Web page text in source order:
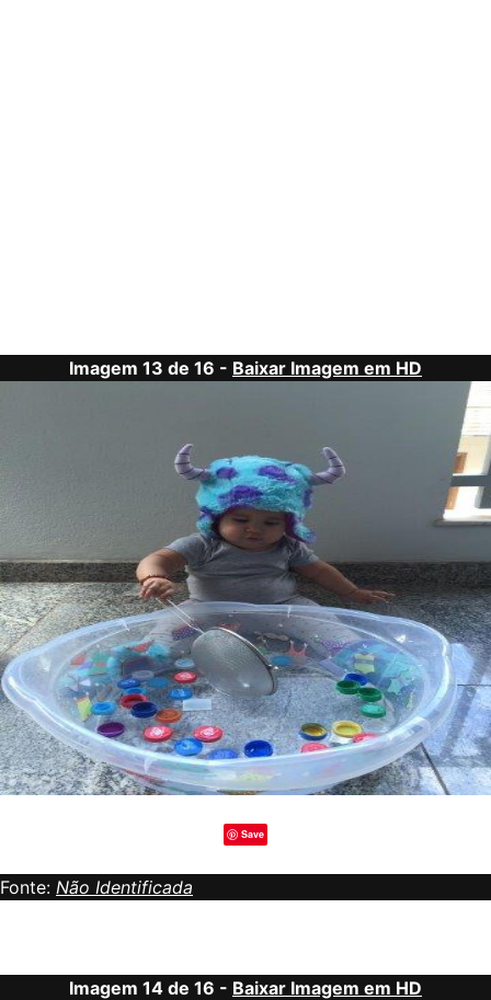
Imagem 13 de 16 - Baixar Imagem em HD
Save
Fonte: Não Identificada
Imagem 14 de 16 - Baixar Imagem em HD